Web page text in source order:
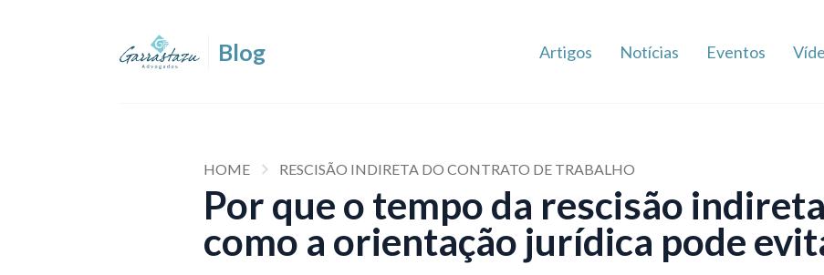
Artigos Notícias Eventos
HOME RESCISÃO INDIRETA DO CONTRATO DE TRABALHO
Por que o tempo da rescisão
como a orientação jurídica pode